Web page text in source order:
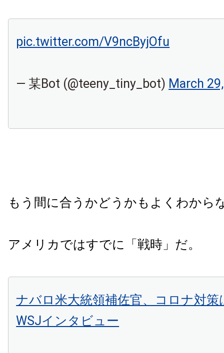
pic.twitter.com/V9ncByjOfu
— 某Bot (@teeny_tiny_bot) March
もう間に合うかどうかもよくわから
アメリカではすでに「戦時」だ。
ナバロ米大統領補佐官、コロナ対
WSJインタビュー